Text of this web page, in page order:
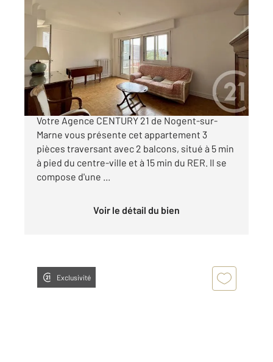
NOGENT SUR MARNE 94
73,10 m
Ref : 1393
Appartement F3 à vendre
365 000 €
APPARTEMENT A VENDRE - EN EXCLUSIVITE !
Votre Agence CENTURY 21 de Nogent-sur-
Marne vous présente cet appartement 3
pièces traversant avec 2 balcons, situé à 5 min
à pied du centre-ville et à 15 min du RER. Il se
compose d'une ...
Voir le détail du bien
Exclusivité